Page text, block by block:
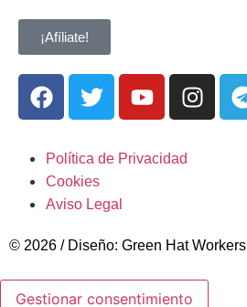
¡Afíliate!
Política de Privacidad
Cookies
Aviso Legal
© 2026 / Diseño: Green Hat Workers
Gestionar consentimiento